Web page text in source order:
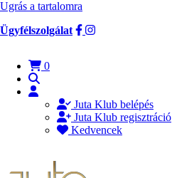
Ugrás a tartalomra
Ügyfélszolgálat
0
Juta Klub belépés
Juta Klub regisztráció
Kedvencek